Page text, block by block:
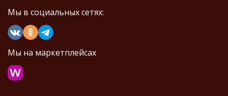
Мы в социальных сетях:
Мы на маркетплейсах